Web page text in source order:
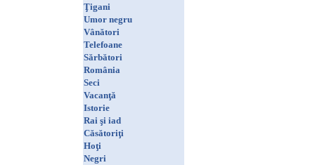
Ţigani
Umor negru
Vânători
Telefoane
Sărbători
România
Seci
Vacanţă
Istorie
Rai şi iad
Căsătoriţi
Hoţi
Negri